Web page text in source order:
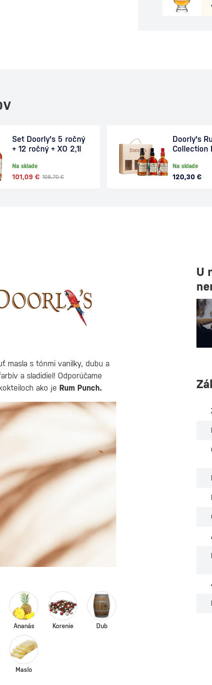
Set Doorly's 5 ročný
+ 12 ročný + XO 2,1l
Na sklade
108,70 €
101,09 €
Doorly's
Collection
Na sklade
120,30 €
masla s tónmi vanilky, dubu a
a sladidiel! Odporúčame
ako je Rum Punch.
Ananás Korenie Dub
Maslo
U